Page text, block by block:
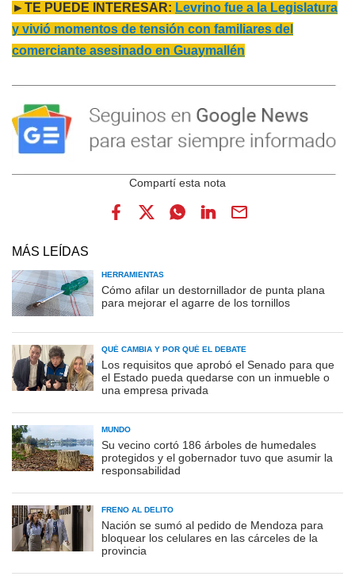
►TE PUEDE INTERESAR: Levrino fue a la Legislatura
y vivió momentos de tensión con familiares del
comerciante asesinado en Guaymallén
MÁS LEÍDAS
HERRAMIENTAS
Cómo afilar un destornillador de punta plana
para mejorar el agarre de los tornillos
QUÉ CAMBIA Y POR QUÉ EL DEBATE
Los requisitos que aprobó el Senado para que
el Estado pueda quedarse con un inmueble o
una empresa privada
MUNDO
Su vecino cortó 186 árboles de humedales
protegidos y el gobernador tuvo que asumir la
responsabilidad
FRENO AL DELITO
Nación se sumó al pedido de Mendoza para
bloquear los celulares en las cárceles de la
provincia